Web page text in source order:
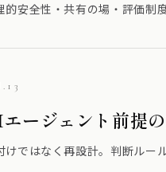
的安全性・共有の場・評価制
ージェント前提
けではなく再設計。判断ルー